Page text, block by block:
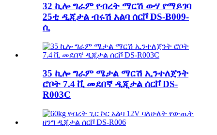
32 ኪሎ ግራም የብረት ማርሽ ውሃ የማይገባ
25ቲ ዲጂታል ብሩሽ አልባ ሰርቮ DS-B009-
ሲ
35 ኪሎ ግራም ሜታል ማርሽ ኢንተለጀንት
ሮቦት 7.4 ቪ መደበኛ ዲጂታል ሰርቮ DS-
R003C